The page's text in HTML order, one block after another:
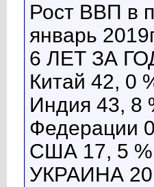
Рост ВВП в
январь
6 ЛЕТ ЗА
Китай 42, 0
Индия 43, 8
Федерации
США 17, 5 %
УКРАИНА